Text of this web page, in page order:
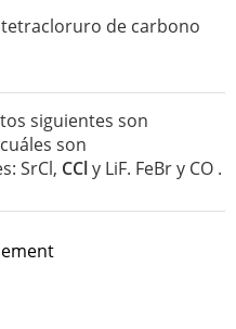
tetracloruro de carbono
siguientes son
son
SrCl, CCly LiF. FeBr y CO .